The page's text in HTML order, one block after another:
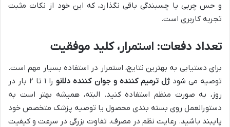
و حس چربی یا چسبندگی باقی نگذارد، که این خود از نکات مثبت
تجربه کاربری است.
تعداد دفعات: استمرار، کلید موفقیت
برای دستیابی به بهترین نتایج، استمرار در استفاده بسیار مهم است.
توصیه می شودژل ترمیم کننده و جوان کننده دلانو
را ۱ تا ۲ بار در
روز، به صورت منظم استفاده کنید. البته، همیشه بهتر است به
دستورالعمل روی بسته بندی محصول یا توصیه پزشک متخصص خود
پایبند باشید. رعایت نظم در مصرف، تفاوت بزرگی در سرعت و کیفیت